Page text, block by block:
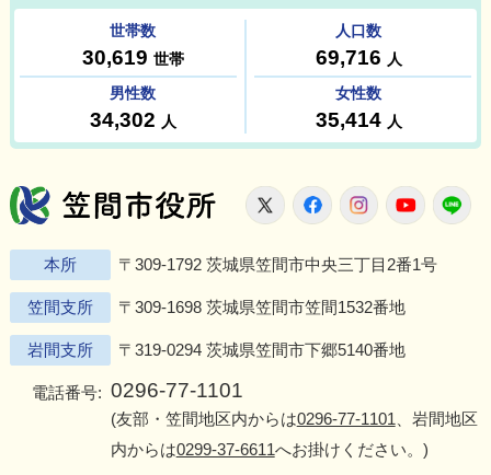
笠間市役所
X FacebookInstagram
本所 〒309-1792 茨城県笠間市中央三丁目2番1号
笠間支所 〒309-1698 茨城県笠間市笠間1532番地
岩間支所 〒319-0294 茨城県笠間市下郷5140番地
電話番号: 0296-77-1101
(友部・笠間地区内からは0296-77-1101 、岩間地区
内からは0299-37-6611へお掛けください。)